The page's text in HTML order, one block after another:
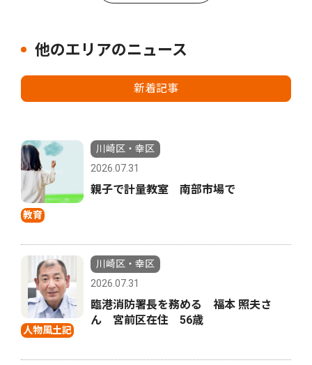
他のエリアのニュース
新着記事
教育
川崎区・幸区
2026.07.31
親子で計量教室 南部市場で
人物風土記
川崎区・幸区
2026.07.31
臨港消防署長を務める 福本 照夫さ
ん 宮前区在住 56歳